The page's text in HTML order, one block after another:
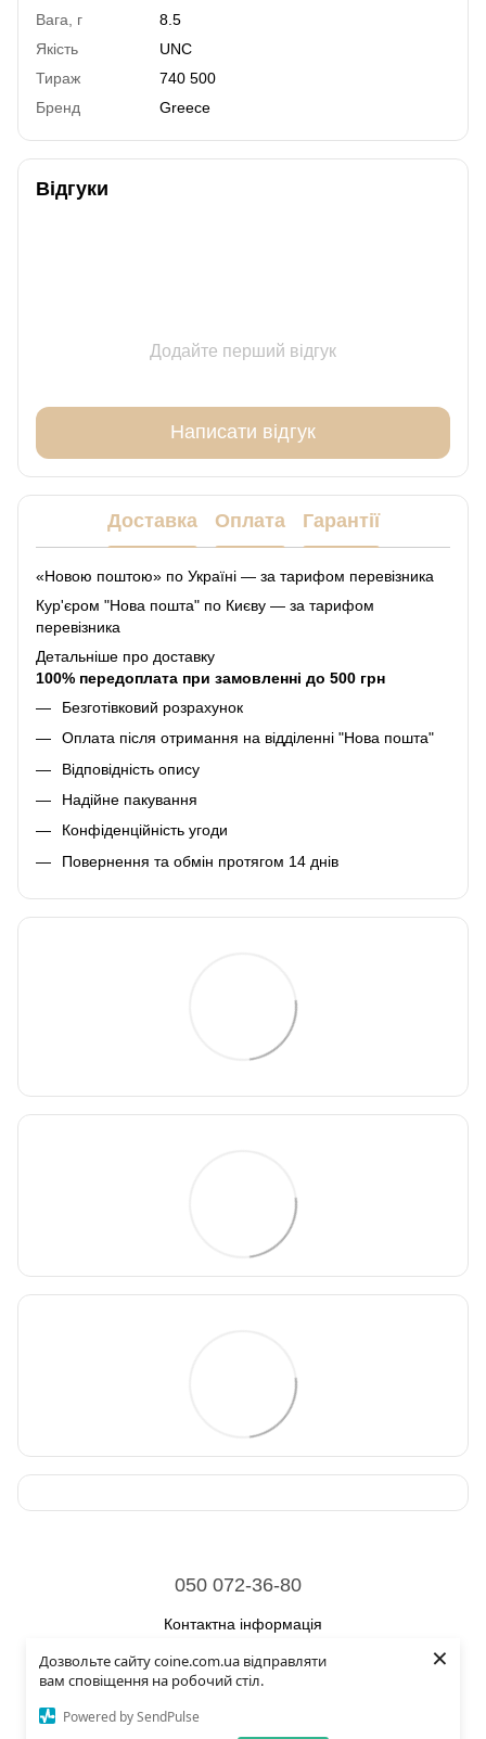
Дозвольте сайту coine.com.ua відправляти
вам сповіщення на робочий стіл.
Powered by SendPulse
×
Вага, г
8.5
Якість
UNC
Тираж
740 500
Бренд
Greece
Відгуки
Додайте перший відгук
Написати відгук
Доставка Оплата Гарантії
«Новою поштою» по Україні — за тарифом перевізника
Кур'єром "Нова пошта" по Києву — за тарифом
перевізника
Детальніше про доставку
100% передоплата при замовленні до 500 грн
Безготівковий розрахунок
Оплата після отримання на відділенні "Нова пошта"
Відповідність опису
Надійне пакування
Конфіденційність угоди
Повернення та обмін протягом 14 днів
050 072-36-80
Контактна інформація
Повна версія сайту
Рус Eng